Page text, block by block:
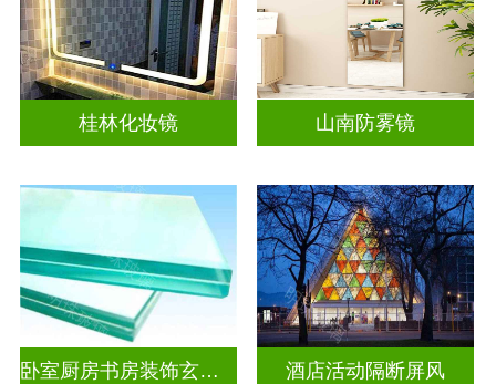
桂林化妆镜 山南防雾镜
卧室厨房书房装饰玄关隔断 酒店活动隔断屏风